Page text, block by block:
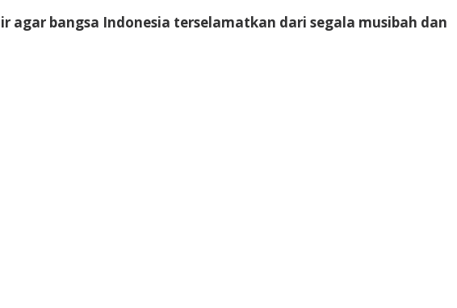
bangsa Indonesia terselamatkan dari segala musibah dan